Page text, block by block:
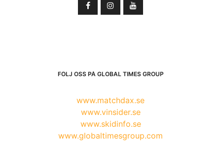
FÖLJ OSS PÅ GLOBAL TIMES GROUP
www.matchdax.se
www.vinsider.se
www.skidinfo.se
www.globaltimesgroup.com